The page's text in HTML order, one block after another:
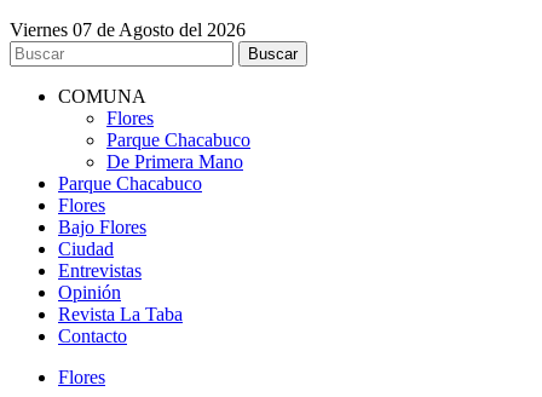
Viernes 07 de Agosto del 2026
COMUNA
Flores
Parque Chacabuco
De Primera Mano
Parque Chacabuco
Flores
Bajo Flores
Ciudad
Entrevistas
Opinión
Revista La Taba
Contacto
Flores